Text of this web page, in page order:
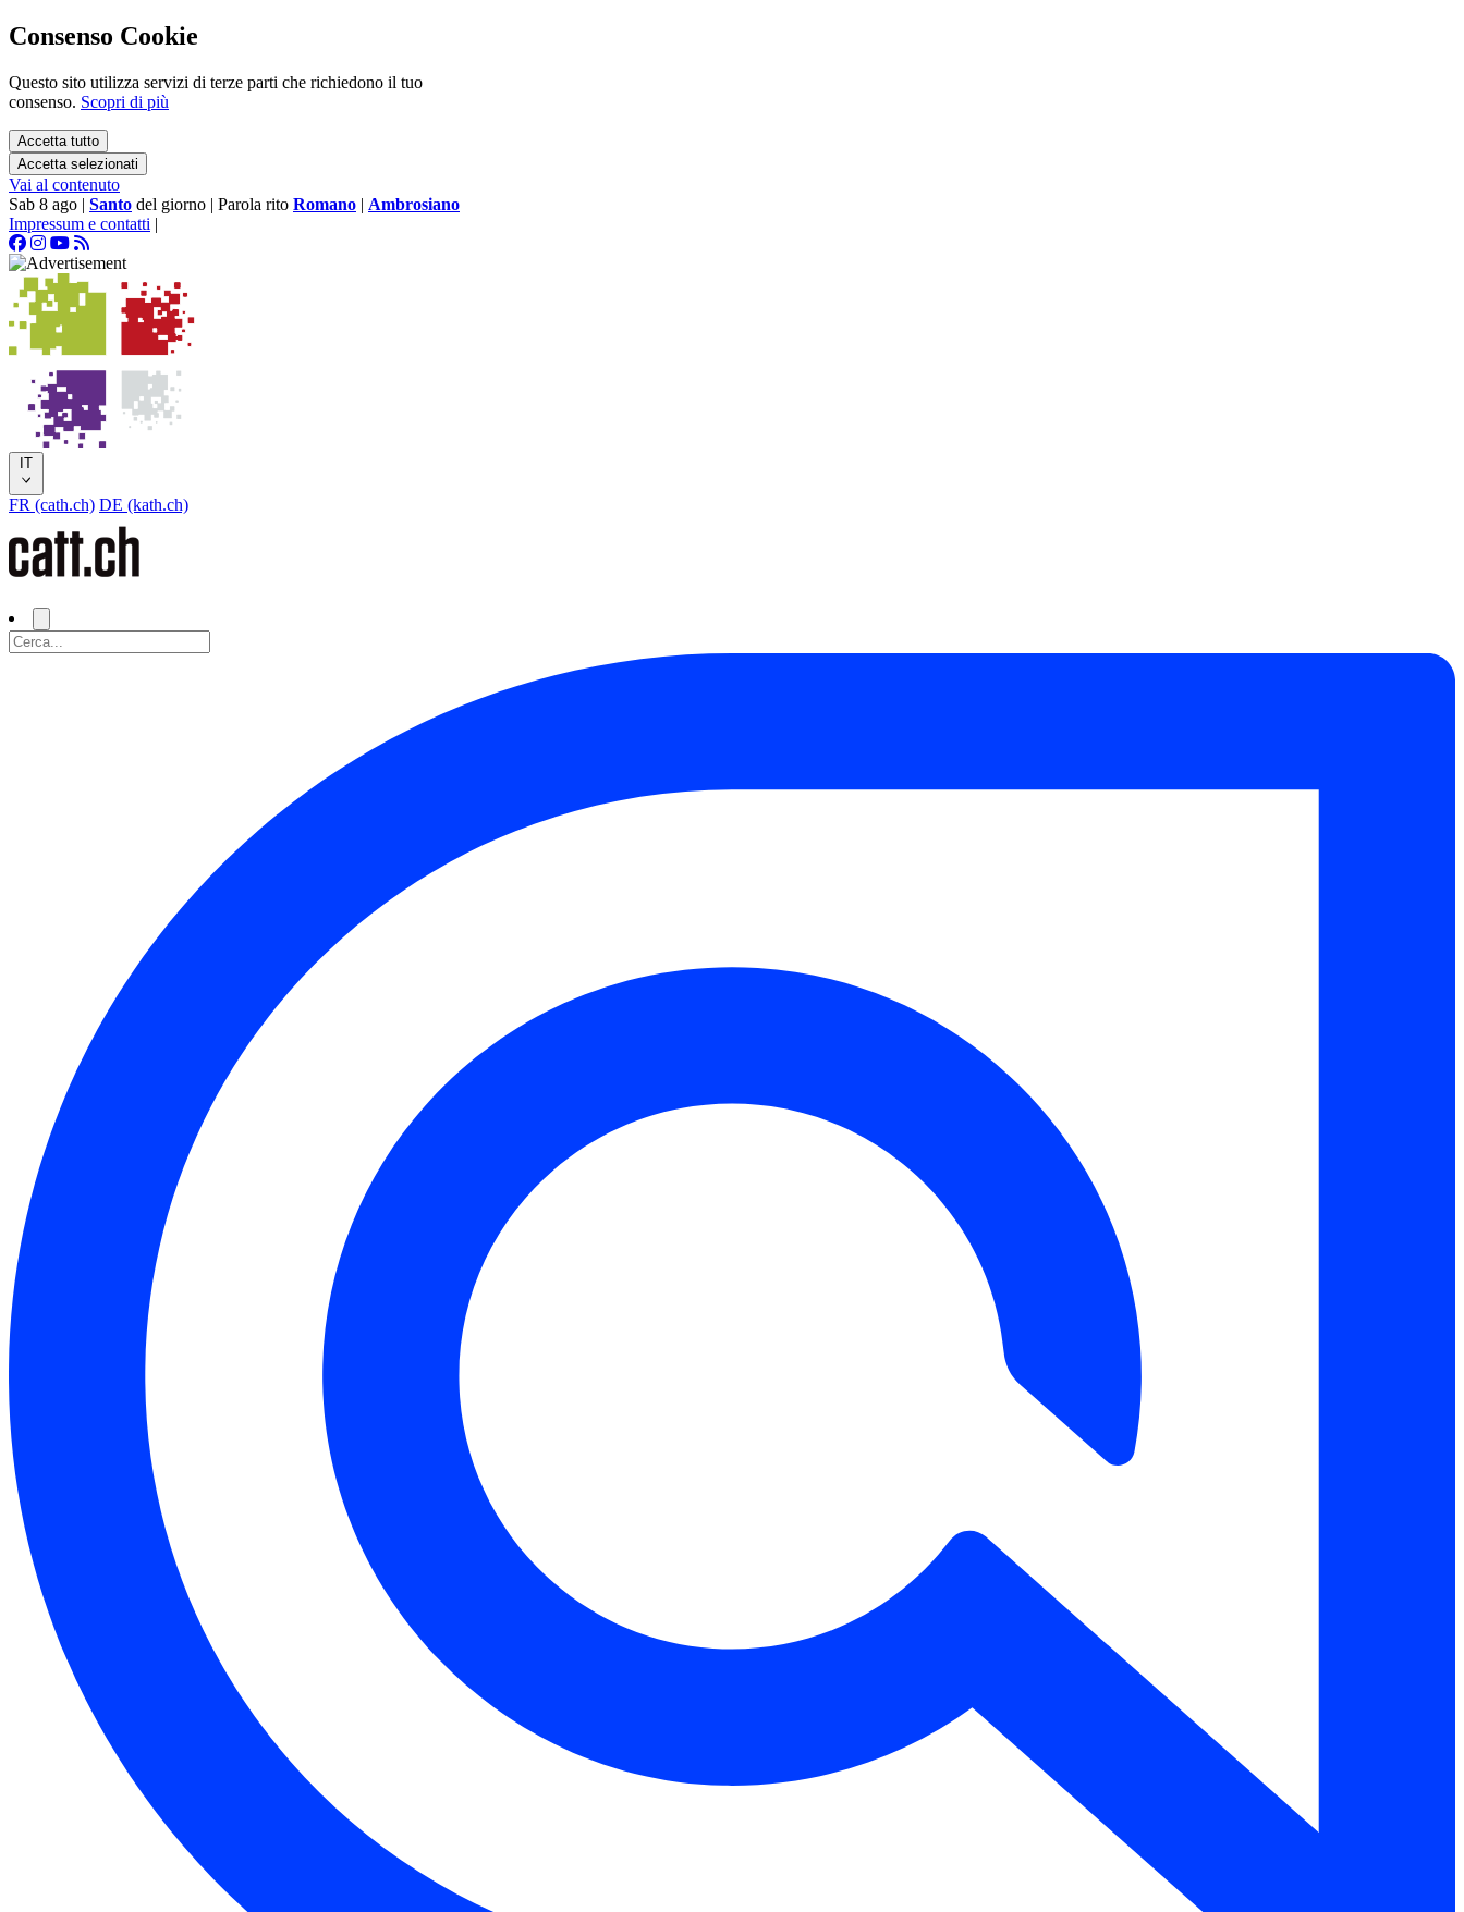
Consenso Cookie
Questo sito utilizza servizi di terze parti che richiedono il tuo
consenso. Scopri di più
Accetta tutto
Accetta selezionati
Vai al contenuto
Sab 8 ago | Santo del giorno | Parola rito Romano | Ambrosiano
Impressum e contatti |
IT
FR (cath.ch) DE (kath.ch)